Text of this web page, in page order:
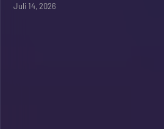
Juli 14, 2026